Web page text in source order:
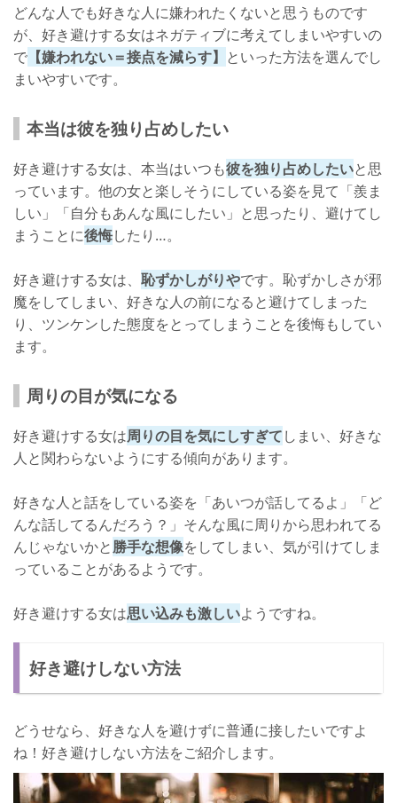
どんな人でも好きな人に嫌われたくないと思うものです
が、好き避けする女はネガティブに考えてしまいやすいの
で 【嫌われない＝接点を減らす】 といった方法を選んでし
まいやすいです。
本当は彼を独り占めしたい
好き避けする女は、本当はいつも彼を独り占めしたいと思
っています。他の女と楽しそうにしている姿を見て「羨ま
しい」「自分もあんな風にしたい」と思ったり、避けてし
まうことに後悔したり…。
好き避けする女は、 恥ずかしがりやです。恥ずかしさが邪
魔をしてしまい、好きな人の前になると避けてしまった
り、ツンケンした態度をとってしまうことを後悔もしてい
ます。
周りの目が気になる
好き避けする女は周りの目を気にしすぎてしまい、好きな
人と関わらないようにする傾向があります。
好きな人と話をしている姿を「あいつが話してるよ」「ど
んな話してるんだろう？」そんな風に周りから思われてる
んじゃないかと勝手な想像をしてしまい、気が引けてしま
っていることがあるようです。
好き避けする女は思い込みも激しいようですね。
好き避けしない方法
どうせなら、好きな人を避けずに普通に接したいですよ
ね！好き避けしない方法をご紹介します。